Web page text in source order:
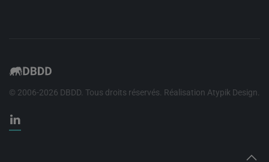
© 2006-2026 DBDD. Tous droits réservés. Réalisation Atypik Design